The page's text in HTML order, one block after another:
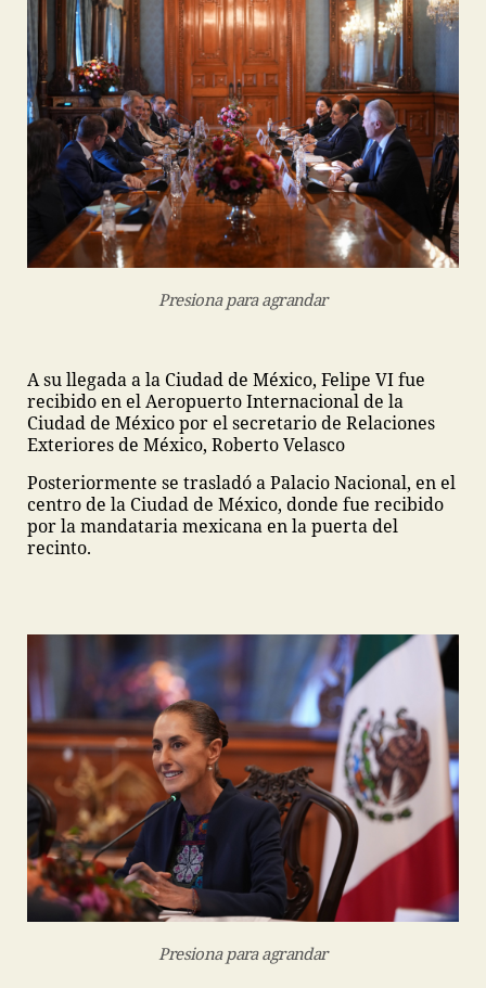
Presiona para agrandar
A su llegada a la Ciudad de México, Felipe VI fue
recibido en el Aeropuerto Internacional de la
Ciudad de México por el secretario de Relaciones
Exteriores de México, Roberto Velasco
Posteriormente se trasladó a Palacio Nacional, en el
centro de la Ciudad de México, donde fue recibido
por la mandataria mexicana en la puerta del
recinto.
Presiona para agrandar